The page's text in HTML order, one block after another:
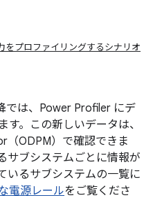
プロファイリングするシナリオ
では、Power Profiler にデ
。この新しいデータは、
（ODPM）で確認できま
サブシステムごとに情報が
いるサブシステムの一覧に
電源レールをご覧くださ